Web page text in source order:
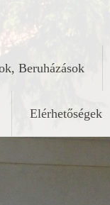
Beruházások
Elérhetőségek